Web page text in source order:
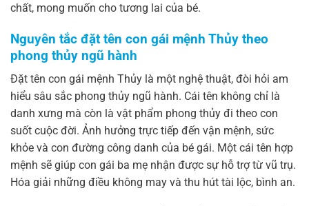
chất, mong muốn cho tương lai của bé.
Nguyên tắc đặt tên con gái mệnh Thủy theo
phong thủy ngũ hành
Đặt tên con gái mệnh Thủy là một nghệ thuật, đòi hỏi am
hiểu sâu sắc phong thủy ngũ hành. Cái tên không chỉ là
danh xưng mà còn là vật phẩm phong thủy đi theo con
suốt cuộc đời. Ảnh hưởng trực tiếp đến vận mệnh, sức
khỏe và con đường công danh của bé gái. Một cái tên hợp
mệnh sẽ giúp con gái ba mẹ nhận được sự hỗ trợ từ vũ trụ.
Hóa giải những điều không may và thu hút tài lộc, bình an.